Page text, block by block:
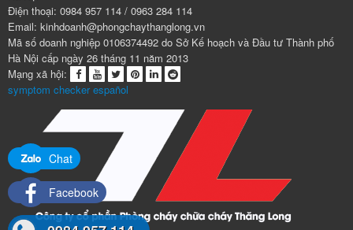
Điện thoại: 0984 957 114 / 0963 284 114
Email: kinhdoanh@phongchaythanglong.vn
Mã số doanh nghiệp 0106374492 do Sở Kế hoạch và Đầu tư Thành phố
Hà Nội cấp ngày 26 tháng 11 năm 2013
Mạng xã hội:
symptom checker español
Chat
Facebook